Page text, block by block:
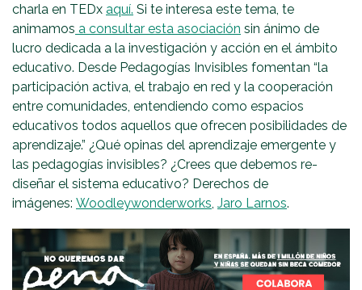
charla en TEDx aquí. Si te interesa este tema, te
animamos a consultar esta asociación sin ánimo de
lucro dedicada a la investigación y acción en el ámbito
educativo. Desde Pedagogías Invisibles fomentan “la
participación activa, el trabajo en red y la cooperación
entre comunidades, entendiendo como espacios
educativos todos aquellos que ofrecen posibilidades de
aprendizaje.” ¿Qué opinas del aprendizaje emergente y
las pedagogías invisibles? ¿Crees que debemos re-
diseñar el sistema educativo? Derechos de
imágenes: Woodleywonderworks, Jaro Larnos.